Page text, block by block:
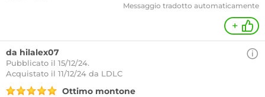
Messaggio tradotto automaticamente
+
da hilalex07
Pubblicato il 15/12/24.
Acquistato il 11/12/24 da LDLC
Ottimo montone